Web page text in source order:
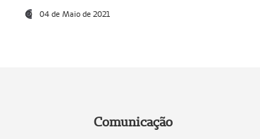
04 de Maio de 2021
Comunicação